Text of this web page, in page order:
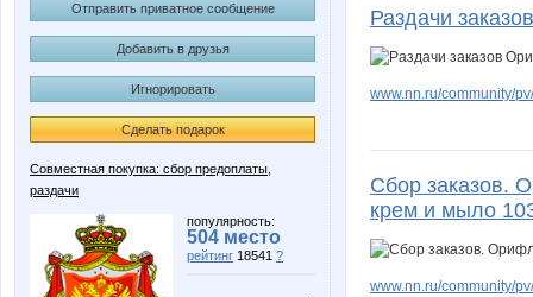
Отправить приватное сообщение
Добавить в друзья
Игнорировать
Сделать подарок
Совместная покупка: сбор предоплаты,
раздачи
популярность:
504 место
рейтинг 18541 ?
Annastasiay Annyy
Dream86
Раздачи
www.nn.ru/community/
Сбор заказов.
крем и мыло
www.nn.ru/community/